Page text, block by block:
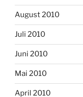
August 2010
Juli 2010
Juni 2010
Mai 2010
April 2010